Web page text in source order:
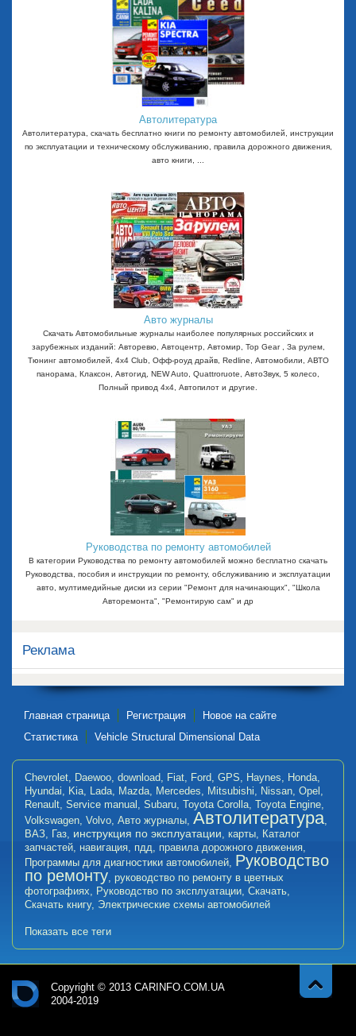
Автолитература
Автолитература, скачать бесплатно книги по ремонту автомобилей, инструкции
по эксплуатации и техническому обслуживанию, правила дорожного движения,
авто книги, ...
Авто журналы
Скачать Автомобильные журналы наиболее популярных российских и
зарубежных изданий: Авторевю, Автоцентр, Автомир, Top Gear , За рулем,
Тюнинг автомобилей, 4x4 Club, Офф-роуд драйв, Redline, Автомобили, АВТО
панорама, Клаксон, Автогид, NEW Auto, Quattroruote, АвтоЗвук, 5 колесо,
Полный привод 4х4, Автопилот и другие.
Руководства по ремонту автомобилей
В категории Руководства по ремонту автомобилей можно бесплатно скачать
Руководства, пособия и инструкции по ремонту, обслуживанию и эксплуатации
авто, мултимедийные диски из серии "Ремонт для начинающих", "Школа
Авторемонта", "Ремонтирую сам" и др
Реклама
Главная страница Регистрация
Новое на сайте
Статистика
Vehicle Structural Dimensional Data
Chevrolet, Daewoo, download, Fiat, Ford, GPS, Haynes, Honda,
Hyundai, Kia, Lada, Mazda, Mercedes, Mitsubishi, Nissan, Opel ,
Renault, Service manual , Subaru, Toyota Corolla, Toyota Engine,
Volkswagen, Volvo, Авто журналы, Автолитература,
ВАЗ, Газ, инструкция по эксплуатации, карты, Каталог
запчастей, навигация, пдд, правила дорожного движения,
Программы для диагностики автомобилей, Руководство
по ремонту, руководство по ремонту в цветных
фотографиях, Руководство по эксплуатации, Скачать,
Скачать книгу, Электрические схемы автомобилей
Показать все теги
Copyright © 2013 CARINFO.COM.UA
2004-2019